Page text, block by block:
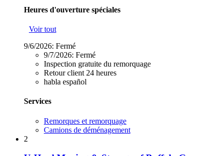
Heures d'ouverture spéciales
Voir tout
9/6/2026: Fermé
9/7/2026: Fermé
Inspection gratuite du remorquage
Retour client 24 heures
habla español
Services
Remorques et remorquage
Camions de déménagement
2